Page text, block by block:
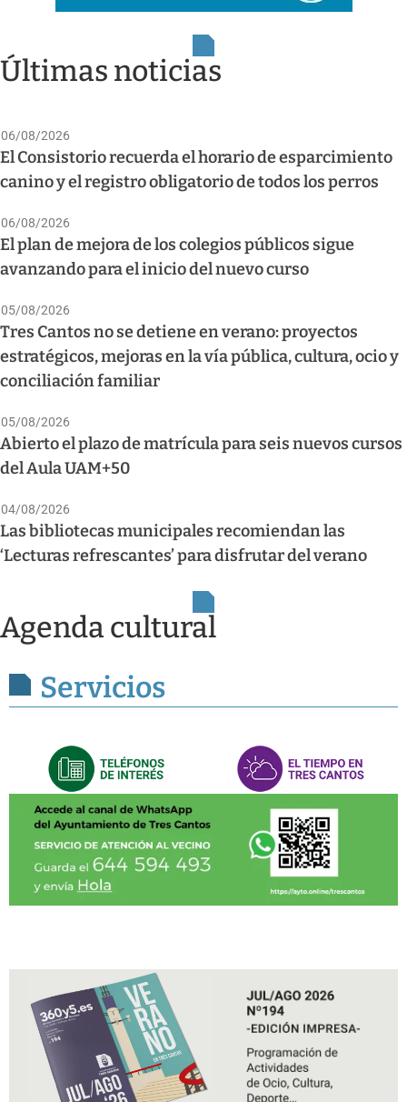
Últimas noticias
06/08/2026
El Consistorio recuerda el horario de esparcimiento
canino y el registro obligatorio de todos los perros
06/08/2026
El plan de mejora de los colegios públicos sigue
avanzando para el inicio del nuevo curso
05/08/2026
Tres Cantos no se detiene en verano: proyectos
estratégicos, mejoras en la vía pública, cultura, ocio y
conciliación familiar
05/08/2026
Abierto el plazo de matrícula para seis nuevos cursos
del Aula UAM+50
04/08/2026
Las bibliotecas municipales recomiendan las
‘Lecturas refrescantes’ para disfrutar del verano
Agenda cultural
Servicios